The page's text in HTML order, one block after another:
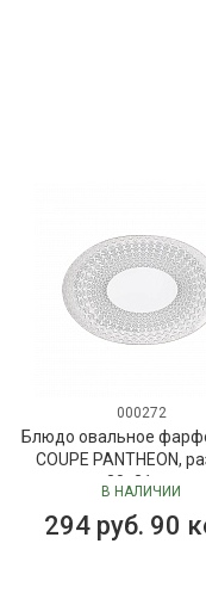
000272
Блюдо овальное
COUPE PANTHEON,
30х21 см
В НАЛИЧИИ
294 руб. 90